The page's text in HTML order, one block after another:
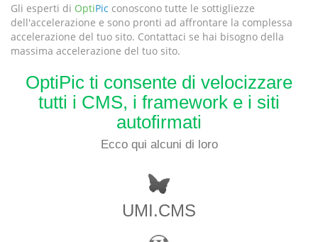
Gli esperti di OptiPic conoscono tutte le sottigliezze
dell'accelerazione e sono pronti ad affrontare la complessa
accelerazione del tuo sito. Contattaci se hai bisogno della
massima accelerazione del tuo sito.
OptiPic ti consente di velocizzare
tutti i CMS, i framework e i siti
autofirmati
Ecco qui alcuni di loro
UMI.CMS